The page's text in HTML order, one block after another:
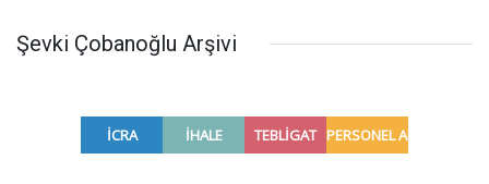
Şevki Çobanoğlu Arşivi